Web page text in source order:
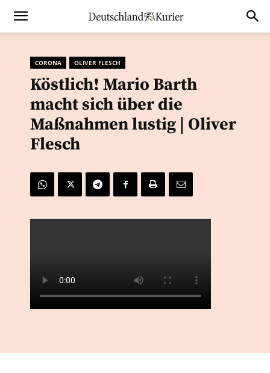
CORONA OLIVER FLESCH
Köstlich! Mario Barth
macht sich über die
Maßnahmen lustig | Oliver
Flesch